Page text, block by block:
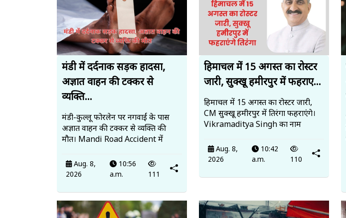
मंडी में दर्दनाक सड़क हादसा,
अज्ञात वाहन की टक्कर से
व्यक्ति...
मंडी-कुल्लू फोरलेन पर नगवाईं के पास
अज्ञात वाहन की टक्कर से व्यक्ति की
मौत। Mandi Road Accident में
Aug. 8,
2026
10:56
a.m.
111
हिमाचल में 15 अगस्त का रोस्टर
जारी, सुक्खू हमीरपुर में फहराए...
हिमाचल में 15 अगस्त का रोस्टर जारी,
CM सुक्खू हमीरपुर में तिरंगा फहराएंगे।
Vikramaditya Singh का नाम
Aug. 8,
2026
10:42
a.m.
110